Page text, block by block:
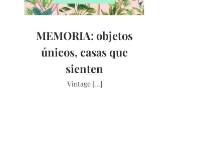
MEMORIA: objetos
únicos, casas que
sienten
Vintage [...]